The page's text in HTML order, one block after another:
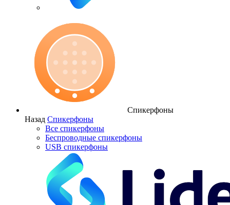
Спикерфоны
Назад Спикерфоны
Все спикерфоны
Беспроводные спикерфоны
USB спикерфоны